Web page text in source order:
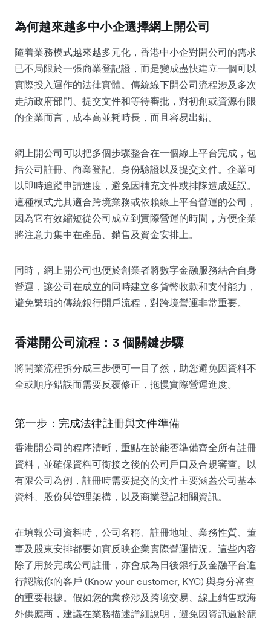
為何越來越多中小企選擇網上開公司
隨着業務模式越來越多元化，香港中小企對開公司的需求
已不局限於一張商業登記證，而是變成盡快建立一個可以
實際投入運作的法律實體。傳統線下開公司流程涉及多次
走訪政府部門、提交文件和等待審批，對初創或資源有限
的企業而言，成本高並耗時長，而且容易出錯。
網上開公司可以把多個步驟整合在一個線上平台完成，包
括公司註冊、商業登記、身份驗證以及提交文件。企業可
以即時追蹤申請進度，避免因補充文件或排隊造成延誤。
這種模式尤其適合跨境業務或依賴線上平台營運的公司，
因為它有效縮短從公司成立到實際營運的時間，方便企業
將注意力集中在產品、銷售及資金安排上。
同時，網上開公司也便於創業者將數字金融服務結合自身
營運，讓公司在成立的同時建立多貨幣收款和支付能力，
避免繁瑣的傳統銀行開戶流程，對跨境營運非常重要。
香港開公司流程：3 個關鍵步驟
將開業流程拆分成三步便可一目了然，助您避免因資料不
全或順序錯誤而需要反覆修正，拖慢實際營運進度。
第一步：完成法律註冊與文件準備
香港開公司的程序清晰，重點在於能否準備齊全所有註冊
資料，並確保資料可銜接之後的公司戶口及合規審查。以
有限公司為例，註冊時需要提交的文件主要涵蓋公司基本
資料、股份與管理架構，以及商業登記相關資訊。
在填報公司資料時，公司名稱、註冊地址、業務性質、董
事及股東安排都要如實反映企業實際營運情況。這些內容
除了用於完成公司註冊，亦會成為日後銀行及金融平台進
行認識你的客戶 (Know your customer, KYC) 與身分審查
的重要根據。假如您的業務涉及跨境交易、線上銷售或海
外供應商，建議在業務描述詳細說明，避免因資訊過於籠